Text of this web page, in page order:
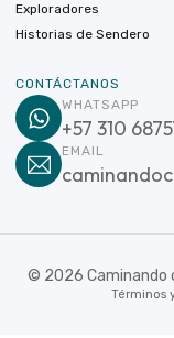
Exploradores
Historias de Sendero
CONTÁCTANOS
WHATSAPP
+57 310
EMAIL
© 2026 Caminando
Términos